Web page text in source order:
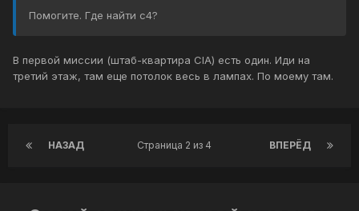
Помогите. Где найти с4?
В первой миссии (штаб-квартира CIA) есть один. Иди на
третий этаж, там еще потолок весь в лампах. По моему там.
НАЗАД ВПЕРЁД
Страница 2 из 4